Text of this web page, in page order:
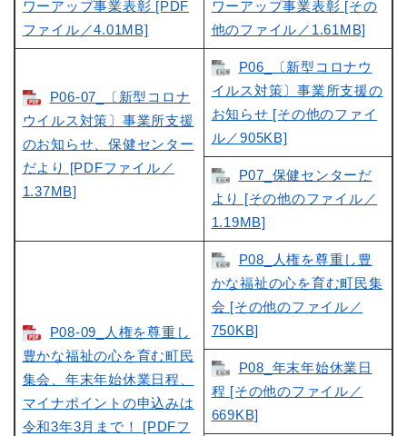
ワーアップ事業表彰 [PDF
ファイル／4.01MB]
ワーアップ事業表彰 [その
他のファイル／1.61MB]
P06-07_〔新型コロナ
ウイルス対策〕事業所支援
のお知らせ、保健センター
だより [PDFファイル／
1.37MB]
P06_〔新型コロナウ
イルス対策〕事業所支援の
お知らせ [その他のファイ
ル／905KB]
P07_保健センターだ
より [その他のファイル／
1.19MB]
P08-09_人権を尊重し
豊かな福祉の心を育む町民
集会、年末年始休業日程、
マイナポイントの申込みは
令和3年3月まで！ [PDFフ
P08_人権を尊重し豊
かな福祉の心を育む町民集
会 [その他のファイル／
750KB]
P08_年末年始休業日
程 [その他のファイル／
669KB]